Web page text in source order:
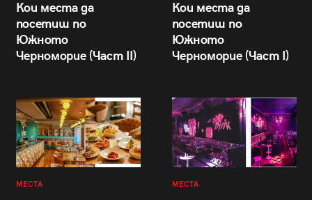
Кои места да
посетиш по
Южното
Черноморие (Част II)
Кои места да
посетиш по
Южното
Черноморие (Част I)
МЕСТА МЕСТА